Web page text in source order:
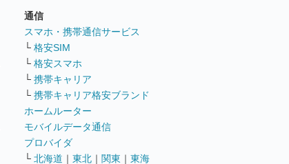
通信
スマホ・携帯通信サービス
└ 格安SIM
└ 格安スマホ
└ 携帯キャリア
└ 携帯キャリア格安ブランド
ホームルーター
モバイルデータ通信
プロバイダ
└ 北海道 ｜ 東北 ｜ 関東 ｜ 東海